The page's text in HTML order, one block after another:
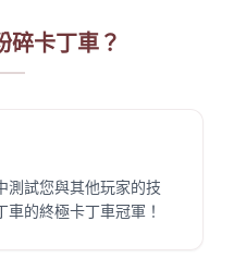
碎卡丁車？
測試您與其他玩家的技
的終極卡丁車冠軍！